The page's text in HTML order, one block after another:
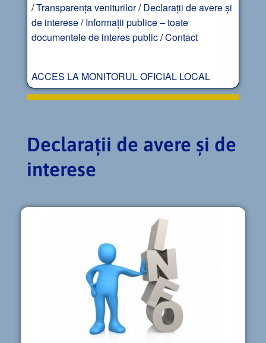
/Transparența veniturilor/Declarații de avere și
de interese/Informații publice – toate
documentele de interes public/Contact
ACCES LA MONITORUL OFICIAL LOCAL
Declarații de avere și de
interese